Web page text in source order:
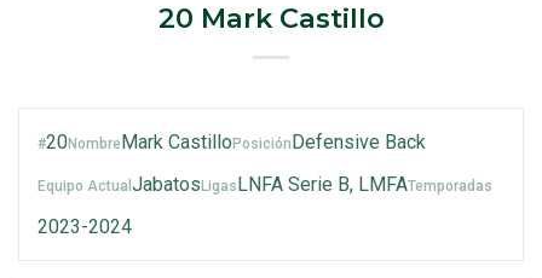
20 Mark Castillo
#20NombreMark Castillo PosiciónDefensive Back
Equipo Actual Jabatos LigasLNFA Serie B, LMFATemporadas
2023-2024